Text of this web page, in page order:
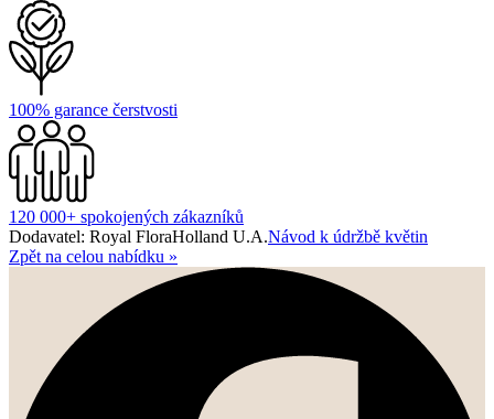
100% garance čerstvosti
120 000+ spokojených zákazníků
Dodavatel: Royal FloraHolland U.A.Návod k údržbě květin
Zpět na celou nabídku »